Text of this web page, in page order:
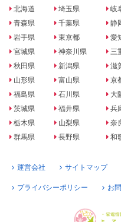
北海道
青森県
岩手県
宮城県
秋田県
山形県
福島県
茨城県
栃木県
群馬県
埼玉県
千葉県
東京都
神奈川県
新潟県
富山県
石川県
福井県
山梨県
長野県
岐
静
愛
三
滋
京
大
兵
奈
和
運営会社 サイトマップ
プライバシーポリシー お